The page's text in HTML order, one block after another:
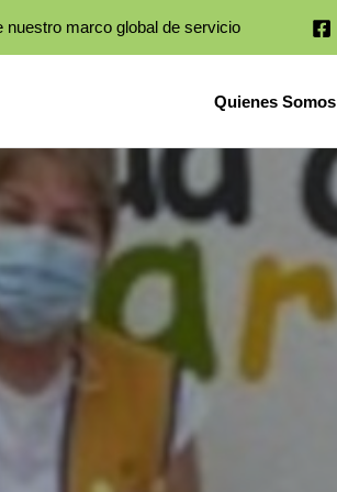
nuestro marco global de servicio
Quienes Somos